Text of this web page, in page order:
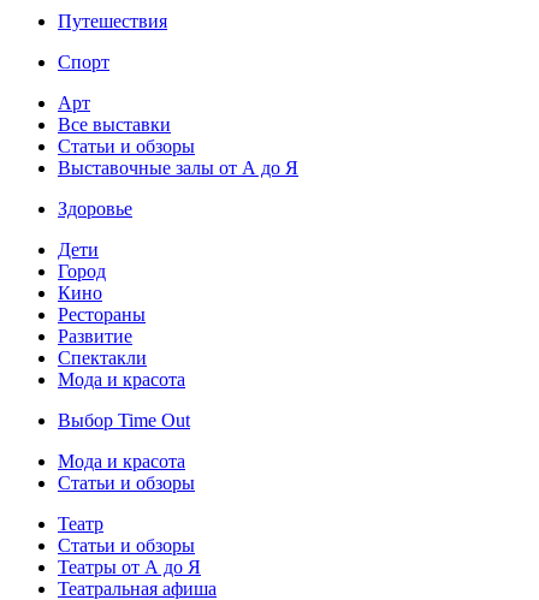
Путешествия
Спорт
Арт
Все выставки
Статьи и обзоры
Выставочные залы от А до Я
Здоровье
Дети
Город
Кино
Рестораны
Развитие
Спектакли
Мода и красота
Выбор Time Out
Мода и красота
Статьи и обзоры
Театр
Статьи и обзоры
Театры от А до Я
Театральная афиша